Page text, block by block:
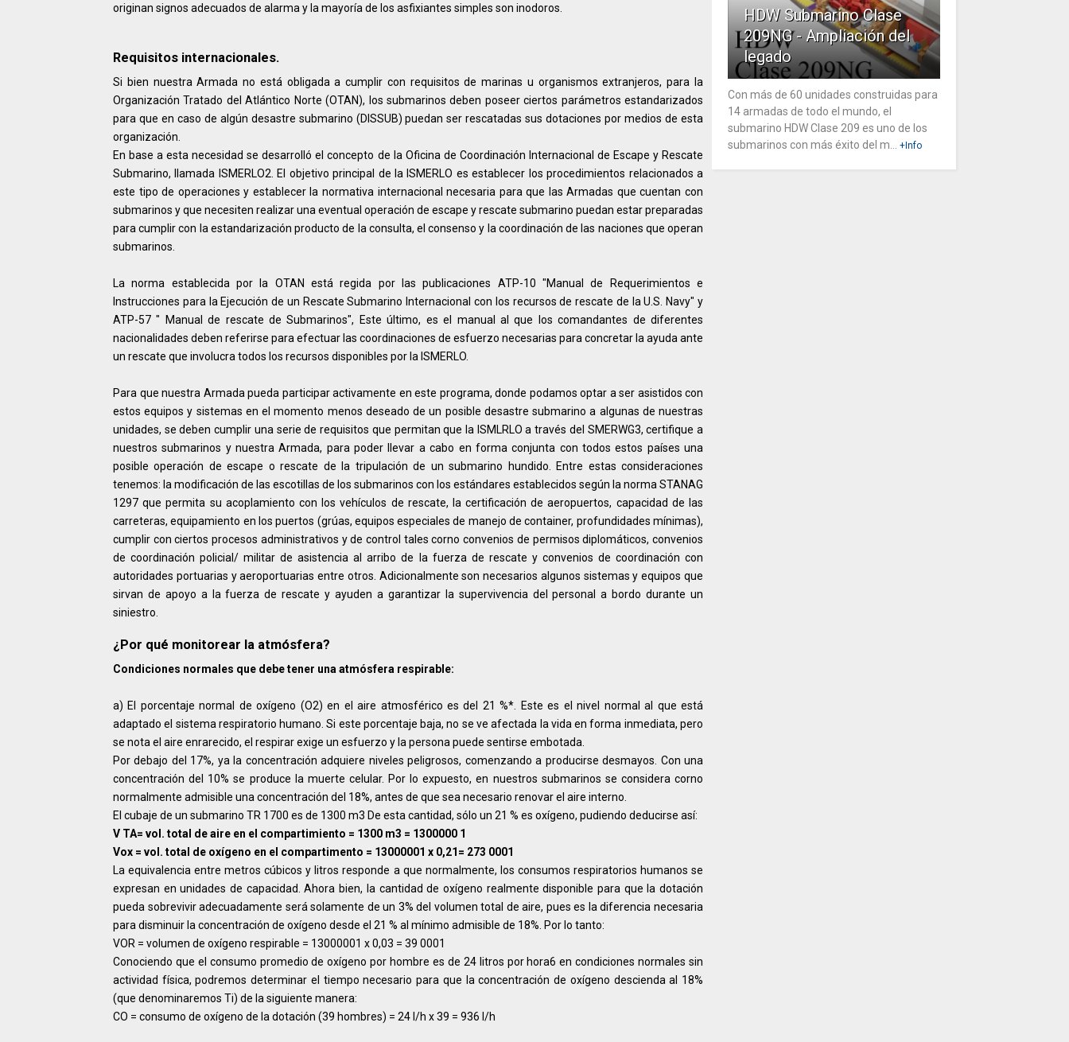
originan signos adecuados de alarma y la mayoría de los asfixiantes simples son inodoros.
Requisitos internacionales.
Si bien nuestra Armada no está obligada a cumplir con requisitos de marinas u organismos extranjeros, para la
Organización Tratado del Atlántico Norte (OTAN), los submarinos deben poseer ciertos parámetros estandarizados
para que en caso de algún desastre submarino (DISSUB) puedan ser rescatadas sus dotaciones por medios de esta
organización.
En base a esta necesidad se desarrolló el concepto de la Oficina de Coordinación Internacional de Escape y Rescate
Submarino, llamada ISMERLO2. El objetivo principal de la ISMERLO es establecer los procedimientos relacionados a
este tipo de operaciones y establecer la normativa internacional necesaria para que las Armadas que cuentan con
submarinos y que necesiten realizar una eventual operación de escape y rescate submarino puedan estar preparadas
para cumplir con la estandarización producto de la consulta, el consenso y la coordinación de las naciones que operan
submarinos.
La norma establecida por la OTAN está regida por las publicaciones ATP-10 "Manual de Requerimientos e
Instrucciones para la Ejecución de un Rescate Submarino Internacional con los recursos de rescate de la U.S. Navy" y
ATP-57 " Manual de rescate de Submarinos", Este último, es el manual al que los comandantes de diferentes
nacionalidades deben referirse para efectuar las coordinaciones de esfuerzo necesarias para concretar la ayuda ante
un rescate que involucra todos los recursos disponibles por la ISMERLO.
Para que nuestra Armada pueda participar activamente en este programa, donde podamos optar a ser asistidos con
estos equipos y sistemas en el momento menos deseado de un posible desastre submarino a algunas de nuestras
unidades, se deben cumplir una serie de requisitos que permitan que la ISMLRLO a través del SMERWG3, certifique a
nuestros submarinos y nuestra Armada, para poder llevar a cabo en forma conjunta con todos estos países una
posible operación de escape o rescate de la tripulación de un submarino hundido. Entre estas consideraciones
tenemos: la modificación de las escotillas de los submarinos con los estándares establecidos según la norma STANAG
1297 que permita su acoplamiento con los vehículos de rescate, la certificación de aeropuertos, capacidad de las
carreteras, equipamiento en los puertos (grúas, equipos especiales de manejo de container, profundidades mínimas),
cumplir con ciertos procesos administrativos y de control tales corno convenios de permisos diplomáticos, convenios
de coordinación policial/ militar de asistencia al arribo de la fuerza de rescate y convenios de coordinación con
autoridades portuarias y aeroportuarias entre otros. Adicionalmente son necesarios algunos sistemas y equipos que
sirvan de apoyo a la fuerza de rescate y ayuden a garantizar la supervivencia del personal a bordo durante un
siniestro.
¿Por qué monitorear la atmósfera?
Condiciones normales que debe tener una atmósfera respirable:
a) El porcentaje normal de oxígeno (O2) en el aire atmosférico es del 21 %*. Este es el nivel normal al que está
adaptado el sistema respiratorio humano. Si este porcentaje baja, no se ve afectada la vida en forma inmediata, pero
se nota el aire enrarecido, el respirar exige un esfuerzo y la persona puede sentirse embotada.
Por debajo del 17%, ya la concentración adquiere niveles peligrosos, comenzando a producirse desmayos. Con una
concentración del 10% se produce la muerte celular. Por lo expuesto, en nuestros submarinos se considera corno
normalmente admisible una concentración del 18%, antes de que sea necesario renovar el aire interno.
El cubaje de un submarino TR 1700 es de 1300 m3 De esta cantidad, sólo un 21 % es oxígeno, pudiendo deducirse así:
V TA= vol. total de aire en el compartimiento = 1300 m3 = 1300000 1
Vox = vol. total de oxígeno en el compartimento = 13000001 x 0,21= 273 0001
La equivalencia entre metros cúbicos y litros responde a que normalmente, los consumos respiratorios humanos se
expresan en unidades de capacidad. Ahora bien, la cantidad de oxígeno realmente disponible para que la dotación
pueda sobrevivir adecuadamente será solamente de un 3% del volumen total de aire, pues es la diferencia necesaria
para disminuir la concentración de oxígeno desde el 21 % al mínimo admisible de 18%. Por lo tanto:
VOR = volumen de oxígeno respirable = 13000001 x 0,03 = 39 0001
Conociendo que el consumo promedio de oxígeno por hombre es de 24 litros por hora6 en condiciones normales sin
actividad física, podremos determinar el tiempo necesario para que la concentración de oxígeno descienda al 18%
(que denominaremos Ti) de la siguiente manera:
CO = consumo de oxígeno de la dotación (39 hombres) = 24 l/h x 39 = 936 l/h
HDW Submarino Clase
209NG - Ampliación del
legado
Con más de 60 unidades construidas para
14 armadas de todo el mundo, el
submarino HDW Clase 209 es uno de los
submarinos con más éxito del m...
+Info